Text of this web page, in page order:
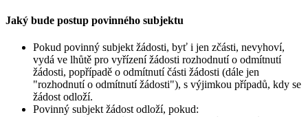
Jaký bude postup povinného subjektu
Pokud povinný subjekt žádosti, byť i jen zčásti, nevyhoví,
vydá ve lhůtě pro vyřízení žádosti rozhodnutí o odmítnutí
žádosti, popřípadě o odmítnutí části žádosti (dále jen
"rozhodnutí o odmítnutí žádosti"), s výjimkou případů, kdy se
žádost odloží.
Povinný subjekt žádost odloží, pokud: